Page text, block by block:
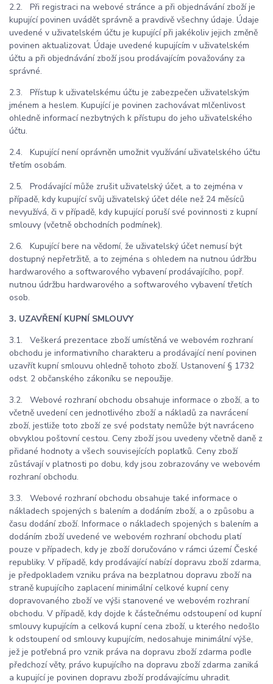
2.2. Při registraci na webové stránce a při objednávání zboží je
kupující povinen uvádět správně a pravdivě všechny údaje. Údaje
uvedené v uživatelském účtu je kupující při jakékoliv jejich změně
povinen aktualizovat. Údaje uvedené kupujícím v uživatelském
účtu a při objednávání zboží jsou prodávajícím považovány za
správné.
2.3. Přístup k uživatelskému účtu je zabezpečen uživatelským
jménem a heslem. Kupující je povinen zachovávat mlčenlivost
ohledně informací nezbytných k přístupu do jeho uživatelského
účtu.
2.4. Kupující není oprávněn umožnit využívání uživatelského účtu
třetím osobám.
2.5. Prodávající může zrušit uživatelský účet, a to zejména v
případě, kdy kupující svůj uživatelský účet déle než 24 měsíců
nevyužívá, či v případě, kdy kupující poruší své povinnosti z kupní
smlouvy (včetně obchodních podmínek).
2.6. Kupující bere na vědomí, že uživatelský účet nemusí být
dostupný nepřetržitě, a to zejména s ohledem na nutnou údržbu
hardwarového a softwarového vybavení prodávajícího, popř.
nutnou údržbu hardwarového a softwarového vybavení třetích
osob.
3. UZAVŘENÍ KUPNÍ SMLOUVY
3.1. Veškerá prezentace zboží umístěná ve webovém rozhraní
obchodu je informativního charakteru a prodávající není povinen
uzavřít kupní smlouvu ohledně tohoto zboží. Ustanovení § 1732
odst. 2 občanského zákoníku se nepoužije.
3.2. Webové rozhraní obchodu obsahuje informace o zboží, a to
včetně uvedení cen jednotlivého zboží a nákladů za navrácení
zboží, jestliže toto zboží ze své podstaty nemůže být navráceno
obvyklou poštovní cestou. Ceny zboží jsou uvedeny včetně daně z
přidané hodnoty a všech souvisejících poplatků. Ceny zboží
zůstávají v platnosti po dobu, kdy jsou zobrazovány ve webovém
rozhraní obchodu.
3.3. Webové rozhraní obchodu obsahuje také informace o
nákladech spojených s balením a dodáním zboží, a o způsobu a
času dodání zboží. Informace o nákladech spojených s balením a
dodáním zboží uvedené ve webovém rozhraní obchodu platí
pouze v případech, kdy je zboží doručováno v rámci území České
republiky. V případě, kdy prodávající nabízí dopravu zboží zdarma,
je předpokladem vzniku práva na bezplatnou dopravu zboží na
straně kupujícího zaplacení minimální celkové kupní ceny
dopravovaného zboží ve výši stanovené ve webovém rozhraní
obchodu. V případě, kdy dojde k částečnému odstoupení od kupní
smlouvy kupujícím a celková kupní cena zboží, u kterého nedošlo
k odstoupení od smlouvy kupujícím, nedosahuje minimální výše,
jež je potřebná pro vznik práva na dopravu zboží zdarma podle
předchozí věty, právo kupujícího na dopravu zboží zdarma zaniká
a kupující je povinen dopravu zboží prodávajícímu uhradit.